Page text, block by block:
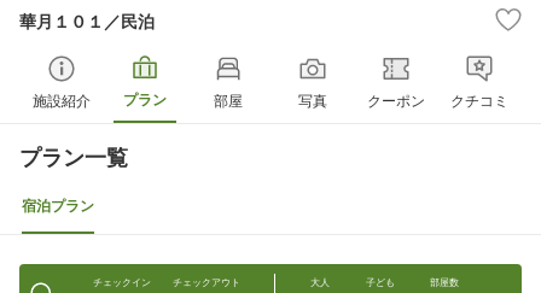
華月１０１／民泊
施設紹介 プラン 部屋 写真 クーポン クチコミ
プラン一覧
宿泊プラン
チェックイン チェックアウト 大人 子ども 部屋数